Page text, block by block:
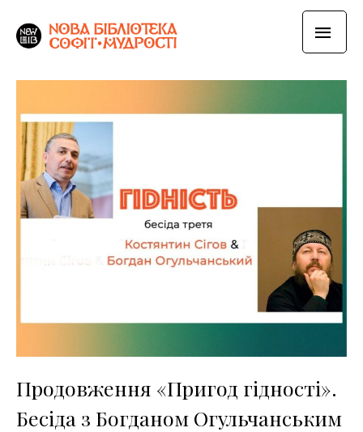
Продовження «Пригод гідності».
Бесіда з Богданом Огульчанським